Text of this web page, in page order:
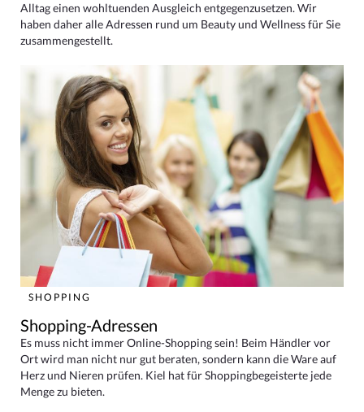
Alltag einen wohltuenden Ausgleich entgegenzusetzen. Wir
haben daher alle Adressen rund um Beauty und Wellness für Sie
zusammengestellt.
SHOPPING
Shopping-Adressen
Es muss nicht immer Online-Shopping sein! Beim Händler vor
Ort wird man nicht nur gut beraten, sondern kann die Ware auf
Herz und Nieren prüfen. Kiel hat für Shoppingbegeisterte jede
Menge zu bieten.